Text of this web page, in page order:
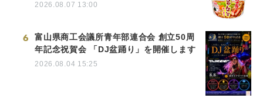
2026.08.07 13:00
6
富山県商工会議所青年部連合会 創立50周
年記念祝賀会 「DJ盆踊り」を開催します
2026.08.04 15:25